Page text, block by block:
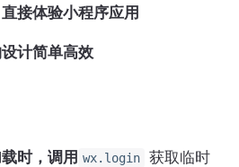
接体验小程序应用
计简单高效
时，调用 wx.login
获取临时